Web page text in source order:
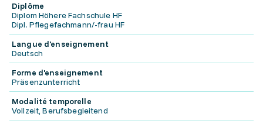
Diplôme
Diplom Höhere Fachschule HF
Dipl. Pflegefachmann/-frau HF
Langue d'enseignement
Deutsch
Forme d'enseignement
Präsenzunterricht
Modalité temporelle
Vollzeit, Berufsbegleitend